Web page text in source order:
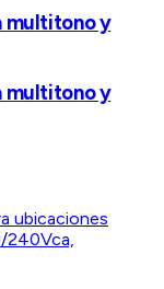
multitono y
multitono y